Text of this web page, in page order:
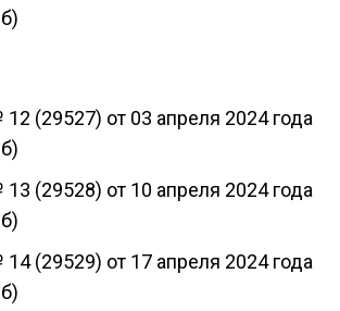
(29527) от 03 апреля 2024 года
(29528) от 10 апреля 2024 года
(29529) от 17 апреля 2024 года